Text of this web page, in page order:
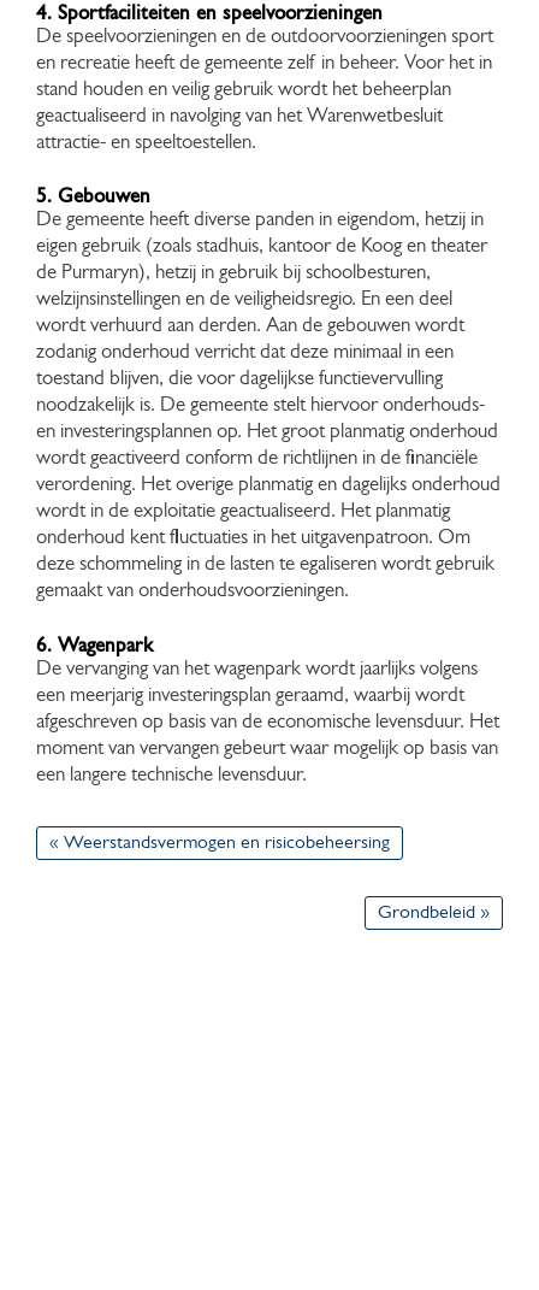
4. Sportfaciliteiten en speelvoorzieningen
De speelvoorzieningen en de outdoorvoorzieningen sport
en recreatie heeft de gemeente zelf in beheer. Voor het in
stand houden en veilig gebruik wordt het beheerplan
geactualiseerd in navolging van het Warenwetbesluit
attractie- en speeltoestellen.
5. Gebouwen
De gemeente heeft diverse panden in eigendom, hetzij in
eigen gebruik (zoals stadhuis, kantoor de Koog en theater
de Purmaryn), hetzij in gebruik bij schoolbesturen,
welzijnsinstellingen en de veiligheidsregio. En een deel
wordt verhuurd aan derden. Aan de gebouwen wordt
zodanig onderhoud verricht dat deze minimaal in een
toestand blijven, die voor dagelijkse functievervulling
noodzakelijk is. De gemeente stelt hiervoor onderhouds-
en investeringsplannen op. Het groot planmatig onderhoud
wordt geactiveerd conform de richtlijnen in de financiële
verordening. Het overige planmatig en dagelijks onderhoud
wordt in de exploitatie geactualiseerd. Het planmatig
onderhoud kent fluctuaties in het uitgavenpatroon. Om
deze schommeling in de lasten te egaliseren wordt gebruik
gemaakt van onderhoudsvoorzieningen.
6. Wagenpark
De vervanging van het wagenpark wordt jaarlijks volgens
een meerjarig investeringsplan geraamd, waarbij wordt
afgeschreven op basis van de economische levensduur. Het
moment van vervangen gebeurt waar mogelijk op basis van
een langere technische levensduur.
« Weerstandsvermogen en risicobeheersing
Grondbeleid »